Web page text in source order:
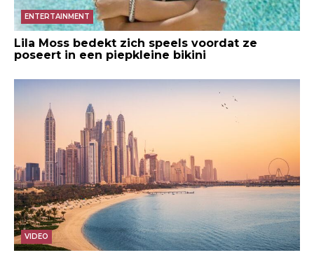
ENTERTAINMENT
Lila Moss bedekt zich speels voordat ze
poseert in een piepkleine bikini
VIDEO